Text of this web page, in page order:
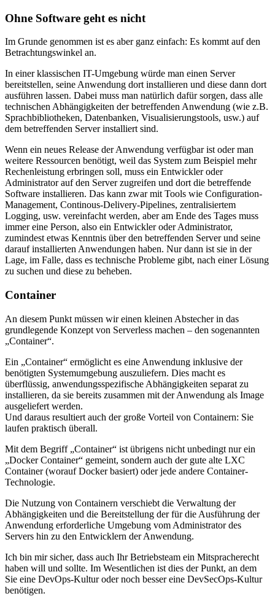
Ohne Software geht es nicht
Im Grunde genommen ist es aber ganz einfach: Es kommt auf den
Betrachtungswinkel an.
In einer klassischen IT-Umgebung würde man einen Server
bereitstellen, seine Anwendung dort installieren und diese dann dort
ausführen lassen. Dabei muss man natürlich dafür sorgen, dass alle
technischen Abhängigkeiten der betreffenden Anwendung (wie z.B.
Sprachbibliotheken, Datenbanken, Visualisierungstools, usw.) auf
dem betreffenden Server installiert sind.
Wenn ein neues Release der Anwendung verfügbar ist oder man
weitere Ressourcen benötigt, weil das System zum Beispiel mehr
Rechenleistung erbringen soll, muss ein Entwickler oder
Administrator auf den Server zugreifen und dort die betreffende
Software installieren. Das kann zwar mit Tools wie Configuration-
Management, Continous-Delivery-Pipelines, zentralisiertem
Logging, usw. vereinfacht werden, aber am Ende des Tages muss
immer eine Person, also ein Entwickler oder Administrator,
zumindest etwas Kenntnis über den betreffenden Server und seine
darauf installierten Anwendungen haben. Nur dann ist sie in der
Lage, im Falle, dass es technische Probleme gibt, nach einer Lösung
zu suchen und diese zu beheben.
Container
An diesem Punkt müssen wir einen kleinen Abstecher in das
grundlegende Konzept von Serverless machen – den sogenannten
„Container“.
Ein „Container“ ermöglicht es eine Anwendung inklusive der
benötigten Systemumgebung auszuliefern. Dies macht es
überflüssig, anwendungsspezifische Abhängigkeiten separat zu
installieren, da sie bereits zusammen mit der Anwendung als Image
ausgeliefert werden.
Und daraus resultiert auch der große Vorteil von Containern: Sie
laufen praktisch überall.
Mit dem Begriff „Container“ ist übrigens nicht unbedingt nur ein
„Docker Container“ gemeint, sondern auch der gute alte LXC
Container (worauf Docker basiert) oder jede andere Container-
Technologie.
Die Nutzung von Containern verschiebt die Verwaltung der
Abhängigkeiten und die Bereitstellung der für die Ausführung der
Anwendung erforderliche Umgebung vom Administrator des
Servers hin zu den Entwicklern der Anwendung.
Ich bin mir sicher, dass auch Ihr Betriebsteam ein Mitspracherecht
haben will und sollte. Im Wesentlichen ist dies der Punkt, an dem
Sie eine DevOps-Kultur oder noch besser eine DevSecOps-Kultur
benötigen.